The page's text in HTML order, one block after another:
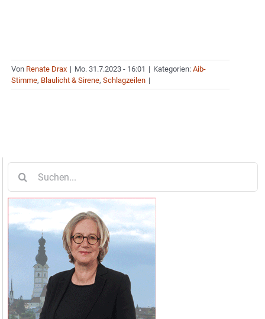
Von Renate Drax | Mo. 31.7.2023 - 16:01 | Kategorien: Aib-
Stimme, Blaulicht & Sirene, Schlagzeilen |
nach: